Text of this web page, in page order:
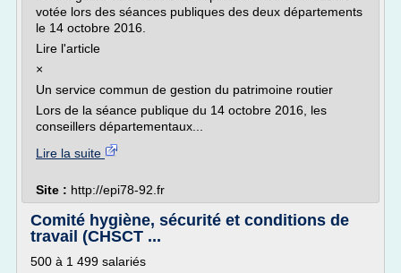
votée lors des séances publiques des deux départements
le 14 octobre 2016.
Lire l'article
×
Un service commun de gestion du patrimoine routier
Lors de la séance publique du 14 octobre 2016, les
conseillers départementaux...
Lire la suite
Site : http://epi78-92.fr
Comité hygiène, sécurité et conditions de
travail (CHSCT ...
500 à 1 499 salariés